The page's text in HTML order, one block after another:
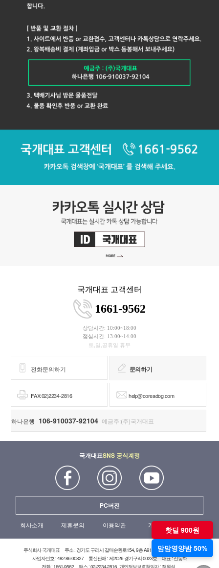
국개대표 고객센터
1661-9562
상담시간: 10:00~18:00
점심시간: 13:00~14:00
토,일,공휴일 휴무
전화문의하기 문의하기
FAX:02)2234-2816 help@coreadog.com
하나은행 106-910037-92104 예금주:(주)국개대표
국개대표SNS 공식계정
PC버전
회사소개 제휴문의 이용약관 개인정보처리방침
주식회사 국개대표
주소 : 경기도 구리시 갈매순환로154, 9층 A919호(갈매현대테라타워)
사업자번호 : 482-86-00827
통신판매 : 제2026-경기구리-0023호
대표 : 신동화
전화 : 1661-9562
팩스 : 02-2234-2816 개인정보보호책임자 : 정원석
핫딜 900원
맘맘영양밤 50%